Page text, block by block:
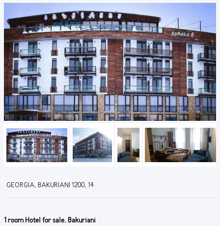
GEORGIA, BAKURIANI 1200, 14
1 room Hotel for sale. Bakuriani